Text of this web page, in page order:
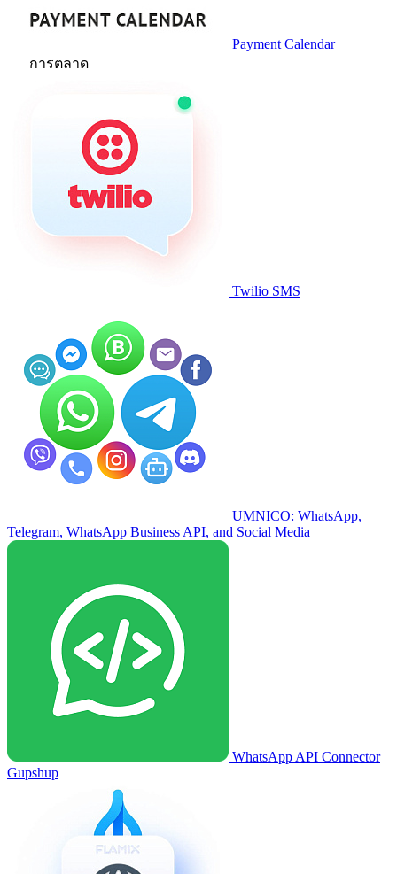
Payment Calendar
การตลาด
Twilio SMS
UMNICO: WhatsApp,
Telegram, WhatsApp Business API, and Social Media
WhatsApp API Connector
Gupshup